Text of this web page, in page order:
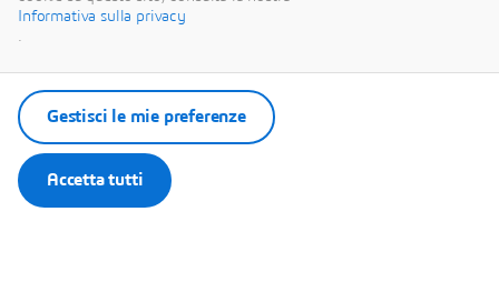
Informativa sulla privacy
.
Accetta tutti
Gestisci le mie preferenze